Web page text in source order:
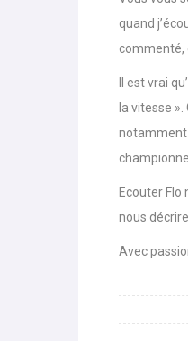
quand
commenté,
Il est vrai
la vitesse
notamment
Ecouter Flo
nous
Avec